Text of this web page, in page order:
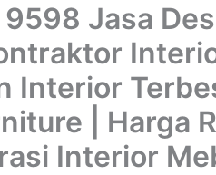
Jasa
Interior
| Harga
Interior